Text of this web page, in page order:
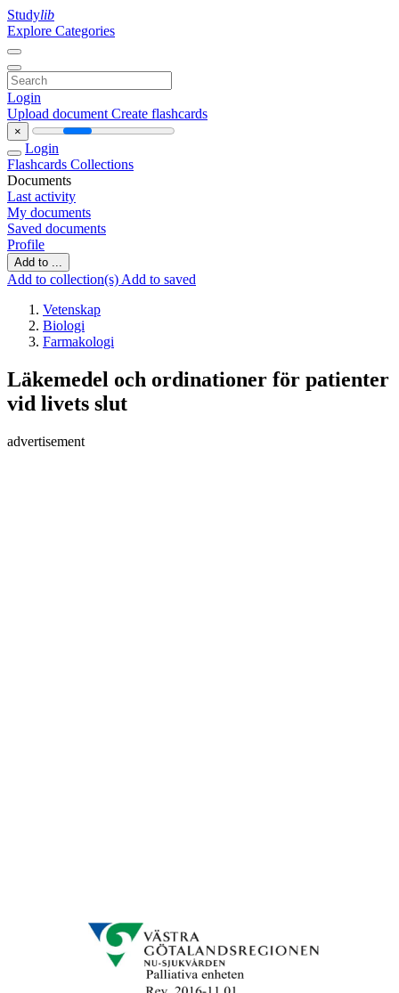
Studylib
Explore Categories
Login
Upload document Create flashcards
×
Login
Flashcards Collections
Documents
Last activity
My documents
Saved documents
Profile
Add to ...
Add to collection(s) Add to saved
Vetenskap
Biologi
Farmakologi
Läkemedel och ordinationer för patienter
vid livets slut
advertisement